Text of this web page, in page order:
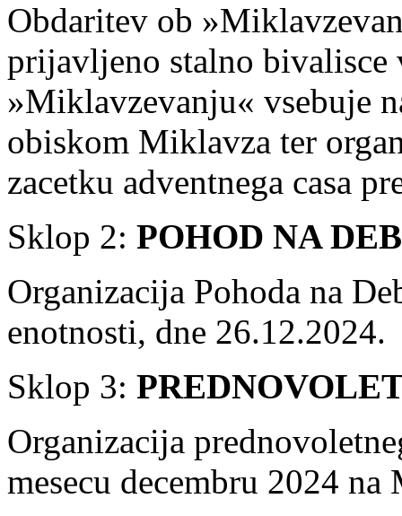
Obdaritev ob
prijavljeno stalno
»Miklavzevanju« vsebuje
obiskom Miklavza ter
zacetku adventnega casa
Sklop 2: POHOD NA
Organizacija Pohoda na
enotnosti, dne 26.12.2024.
Sklop 3:
Organizacija
mesecu decembru 2024